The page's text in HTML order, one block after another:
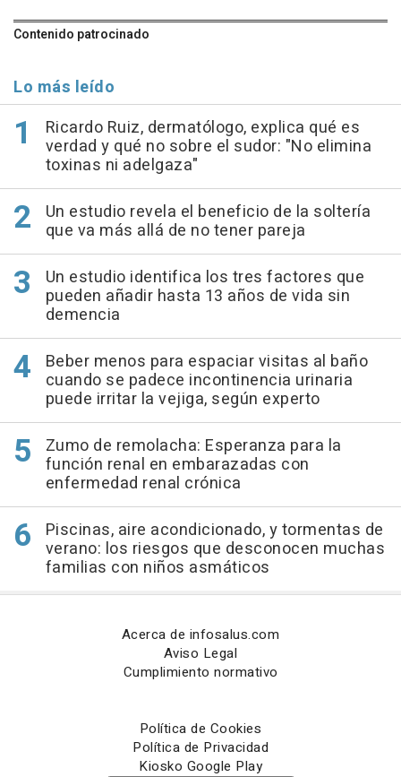
Contenido patrocinado
Lo más leído
Ricardo Ruiz, dermatólogo, explica qué es
verdad y qué no sobre el sudor: "No elimina
toxinas ni adelgaza"
Un estudio revela el beneficio de la soltería
que va más allá de no tener pareja
Un estudio identifica los tres factores que
pueden añadir hasta 13 años de vida sin
demencia
Beber menos para espaciar visitas al baño
cuando se padece incontinencia urinaria
puede irritar la vejiga, según experto
Zumo de remolacha: Esperanza para la
función renal en embarazadas con
enfermedad renal crónica
Piscinas, aire acondicionado, y tormentas de
verano: los riesgos que desconocen muchas
familias con niños asmáticos
Acerca de infosalus.com
Aviso Legal
Cumplimiento normativo
Política de Cookies
Política de Privacidad
Kiosko Google Play